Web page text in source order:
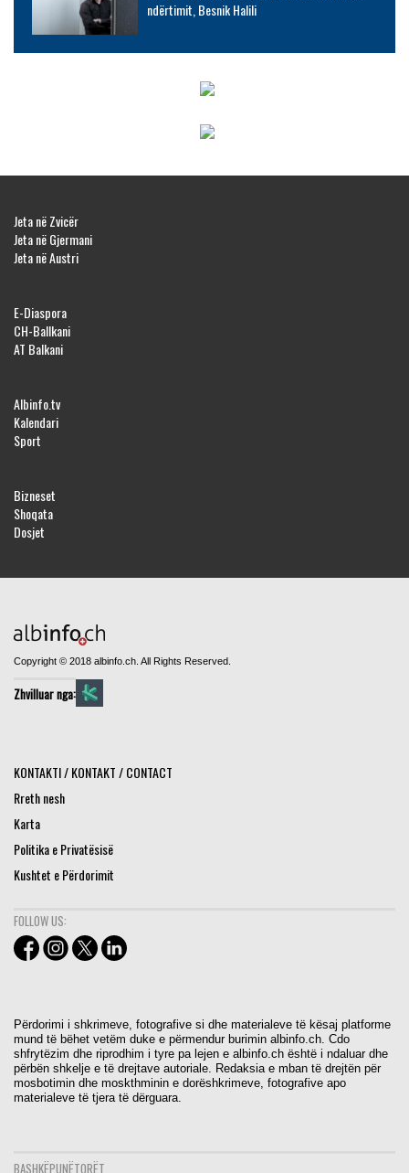
ndërtimit, Besnik Halili
Jeta në Zvicër
Jeta në Gjermani
Jeta në Austri
E-Diaspora
CH-Ballkani
AT Balkani
Albinfo.tv
Kalendari
Sport
Bizneset
Shoqata
Dosjet
Copyright © 2018 albinfo.ch. All Rights Reserved.
Zhvilluar nga:
KONTAKTI / KONTAKT / CONTACT
Rreth nesh
Karta
Politika e Privatësisë
Kushtet e Përdorimit
FOLLOW US:
Përdorimi i shkrimeve, fotografive si dhe materialeve të kësaj platforme
mund të bëhet vetëm duke e përmendur burimin albinfo.ch. Cdo
shfrytëzim dhe riprodhim i tyre pa lejen e albinfo.ch është i ndaluar dhe
përbën shkelje e të drejtave autoriale. Redaksia e mban të drejtën për
mosbotimin dhe moskthminin e dorëshkrimeve, fotografive apo
materialeve të tjera të dërguara.
BASHKËPUNËTORËT